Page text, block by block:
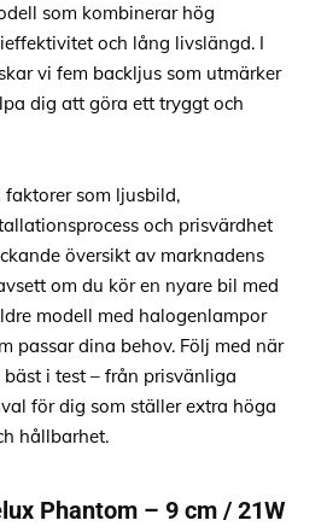
som kombinerar hög
och lång livslängd. I
vi fem backljus som utmärker
dig att göra ett tryggt och
som ljusbild,
och prisvärdhet
översikt av marknadens
om du kör en nyare bil med
modell med halogenlampor
passar dina behov. Följ med när
i test – från prisvänliga
för dig som ställer extra höga
hållbarhet.
Phantom – 9 cm / 21W